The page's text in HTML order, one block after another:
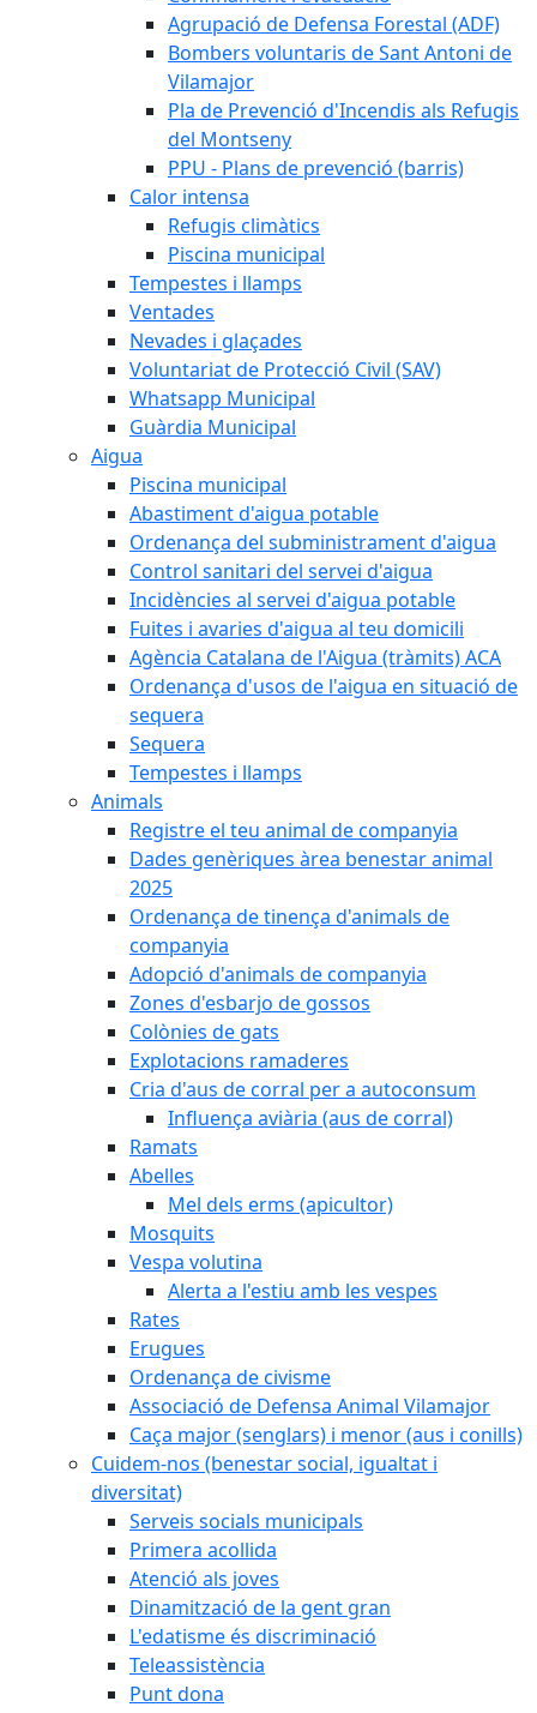
Agrupació de Defensa Forestal (ADF)
Bombers voluntaris de Sant Antoni de
Vilamajor
Pla de Prevenció d'Incendis als Refugis
del Montseny
PPU - Plans de prevenció (barris)
Calor intensa
Refugis climàtics
Piscina municipal
Tempestes i llamps
Ventades
Nevades i glaçades
Voluntariat de Protecció Civil (SAV)
Whatsapp Municipal
Guàrdia Municipal
Aigua
Piscina municipal
Abastiment d'aigua potable
Ordenança del subministrament d'aigua
Control sanitari del servei d'aigua
Incidències al servei d'aigua potable
Fuites i avaries d'aigua al teu domicili
Agència Catalana de l'Aigua (tràmits) ACA
Ordenança d'usos de l'aigua en situació de
sequera
Sequera
Tempestes i llamps
Animals
Registre el teu animal de companyia
Dades genèriques àrea benestar animal
2025
Ordenança de tinença d'animals de
companyia
Adopció d'animals de companyia
Zones d'esbarjo de gossos
Colònies de gats
Explotacions ramaderes
Cria d'aus de corral per a autoconsum
Influença aviària (aus de corral)
Ramats
Abelles
Mel dels erms (apicultor)
Mosquits
Vespa volutina
Alerta a l'estiu amb les vespes
Rates
Erugues
Ordenança de civisme
Associació de Defensa Animal Vilamajor
Caça major (senglars) i menor (aus i conills)
Cuidem-nos (benestar social, igualtat i
diversitat)
Serveis socials municipals
Primera acollida
Atenció als joves
Dinamització de la gent gran
L'edatisme és discriminació
Teleassistència
Punt dona